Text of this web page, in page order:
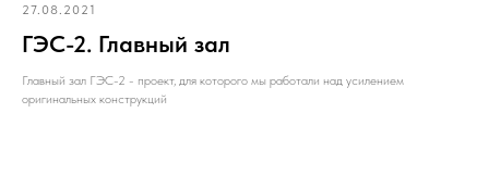
27.08.2021
ГЭС-2. Главный зал
Главный зал ГЭС-2 - проект, для которого мы работали над усилением
оригинальных конструкций